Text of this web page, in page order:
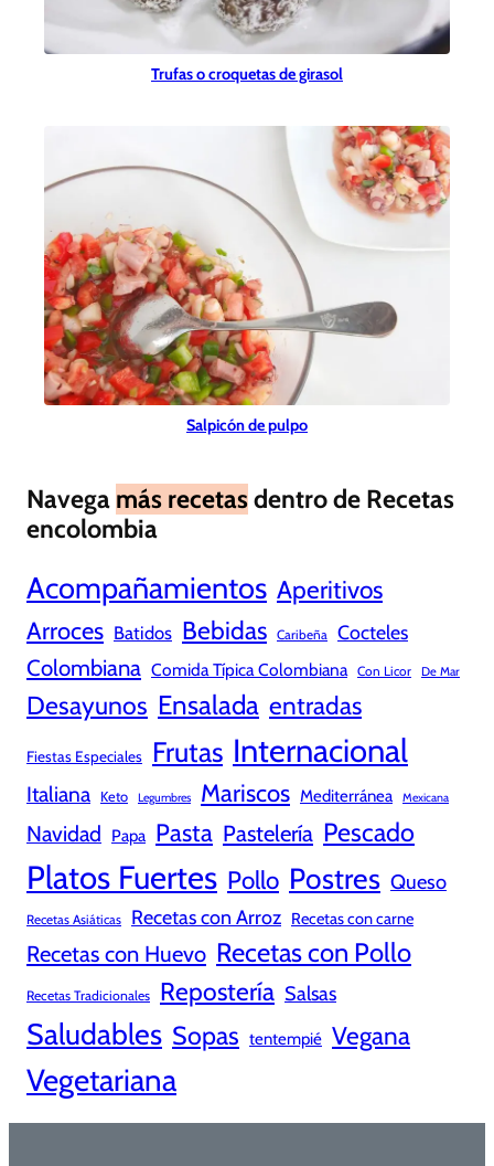
Trufas o croquetas de girasol
Salpicón de pulpo
Navega más recetasdentro de Recetas
encolombia
Acompañamientos Aperitivos
Arroces Batidos Bebidas Caribeña Cocteles
Colombiana Comida Típica Colombiana Con Licor De Mar
Desayunos Ensalada entradas
Fiestas Especiales Frutas Internacional
Italiana Keto Legumbres Mariscos Mediterránea Mexicana
Navidad Papa Pasta Pastelería Pescado
Platos Fuertes Pollo Postres Queso
Recetas Asiáticas Recetas con Arroz Recetas con carne
Recetas con Huevo Recetas con Pollo
Recetas Tradicionales Repostería Salsas
Saludables Sopas tentempié Vegana
Vegetariana